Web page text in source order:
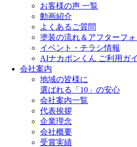
お客様の声 一覧
動画紹介
よくあるご質問
塗装の流れ＆アフターフ
イベント・チラシ情報
AIナカポンくん ご利用ガ
会社案内
地域の皆様に
選ばれる「10」の安心
会社案内一覧
代表挨拶
企業理念
会社概要
受賞実績